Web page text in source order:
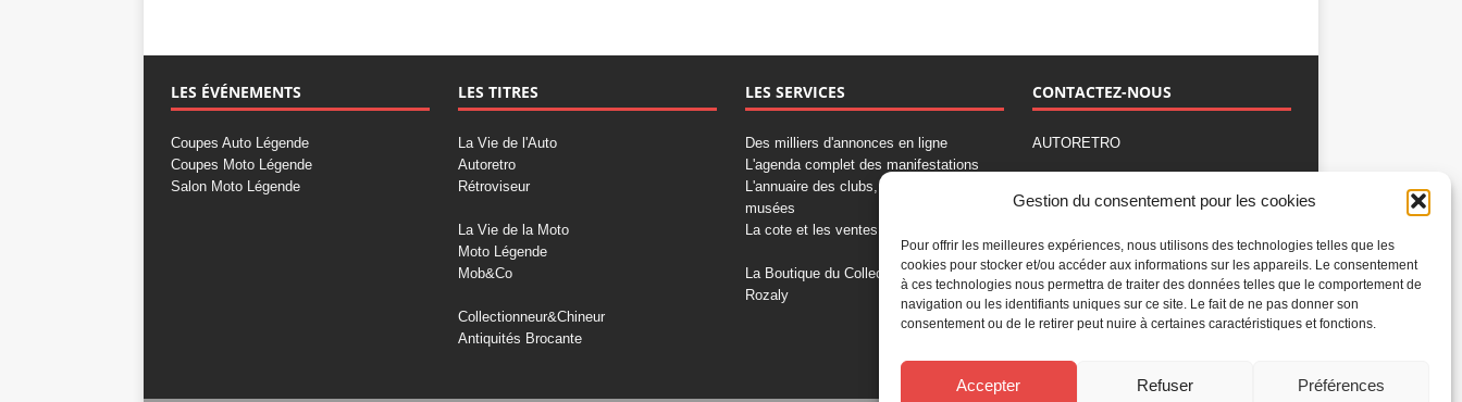
Gestion du consentement pour les cookies
Pour offrir les meilleures expériences, nous utilisons des technologies telles que les
cookies pour stocker et/ou accéder aux informations sur les appareils. Le consentement
à ces technologies nous permettra de traiter des données telles que le comportement de
navigation ou les identifiants uniques sur ce site. Le fait de ne pas donner son
consentement ou de le retirer peut nuire à certaines caractéristiques et fonctions.
Accepter Refuser Préférences
LES ÉVÉNEMENTS
Coupes Auto Légende
Coupes Moto Légende
Salon Moto Légende
LES TITRES
La Vie de l'Auto
Autoretro
Rétroviseur
La Vie de la Moto
Moto Légende
Mob&Co
Collectionneur&Chineur
Antiquités Brocante
LES SERVICES
Des milliers d'annonces en ligne
L'agenda complet des manifestations
L'annuaire des clubs, professionnels,
musées
La cote et les ventes aux enchères
La Boutique du Collectionneur
Rozaly
CONTACTEZ-NOUS
AUTORETRO
77309 Fontainebleau Cedex
Fax: 01 60 39 69 00
Nous contacter par email
Mentions légales
Gestion des cookies